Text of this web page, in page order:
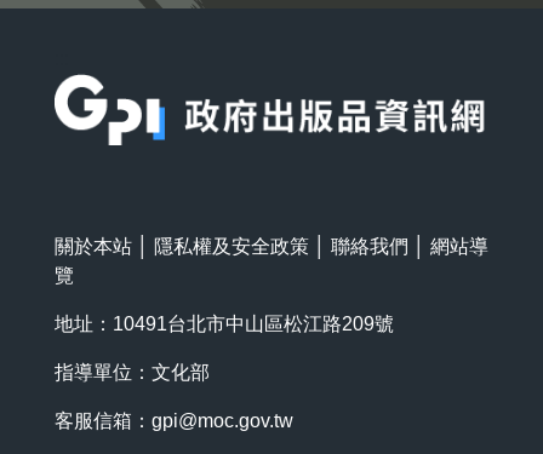
關於本站 隱私權及安全政策 聯絡我們
網站導
覽
地址：10491台北市中山區松江路209號
指導單位：文化部
客服信箱： gpi@moc.gov.tw